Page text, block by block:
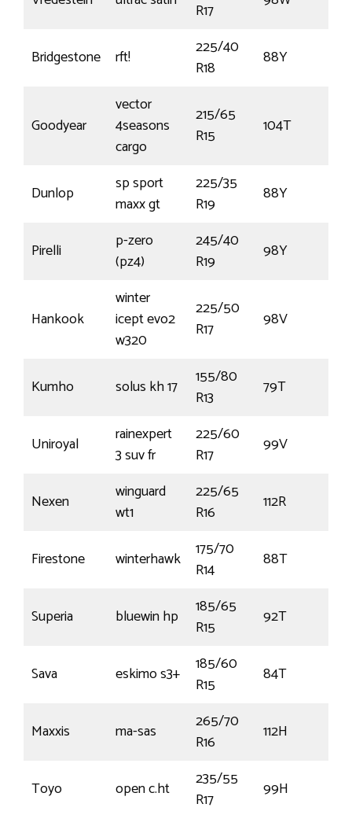
R17
Bridgestone rft!
225/40
R18
88Y
Goodyear
vector
4seasons
cargo
215/65
R15
104T
Dunlop
sp sport
maxx gt
225/35
R19
88Y
Pirelli
p-zero
(pz4)
245/40
R19
98Y
Hankook
winter
icept evo2
w320
225/50
R17
98V
Kumho solus kh 17
155/80
R13
79T
Uniroyal
rainexpert
3 suv fr
225/60
R17
99V
Nexen
winguard
wt1
225/65
R16
112R
Firestone winterhawk
175/70
R14
88T
Superia bluewin hp
185/65
R15
92T
Sava eskimo s3+
185/60
R15
84T
Maxxis ma-sas
265/70
R16
112H
Toyo open c.ht
235/55
R17
99H